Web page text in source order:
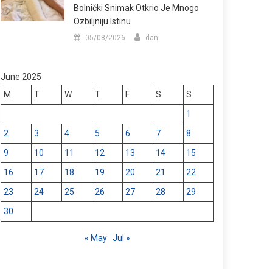
Bolnički Snimak Otkrio Je Mnogo
Ozbiljniju Istinu
05/08/2026 dan
June 2025
M
T W T F S
S
1
2
3 4 5 6 7
8
9
10 11 12 13 14
15
16
17 18 19 20 21
22
23
24 25 26 27 28
29
30
« May Jul »